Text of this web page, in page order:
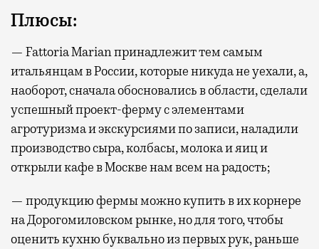
Плюсы:
— Fattoria Marian принадлежит тем самым
итальянцам в России, которые никуда не уехали, а,
наоборот, сначала обосновались в области, сделали
успешный проект-ферму с элементами
агротуризма и экскурсиями по записи, наладили
производство сыра, колбасы, молока и яиц и
открыли кафе в Москве нам всем на радость;
— продукцию фермы можно купить в их корнере
на Дорогомиловском рынке, но для того, чтобы
оценить кухню буквально из первых рук, раньше